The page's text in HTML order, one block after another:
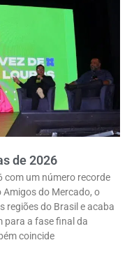
de 2026
com um número recorde
do Mercado, o
regiões do Brasil e acaba
para a fase final da
coincide